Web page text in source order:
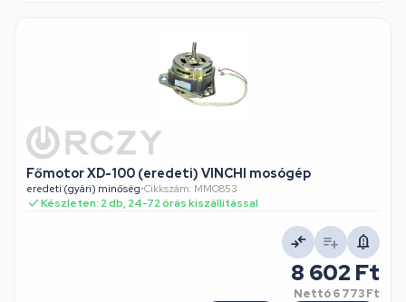
Főmotor XD-100 (eredeti) VINCHI mosógép
eredeti (gyári) minőség•Cikkszám: MMO853
Készleten: 2 db, 24-72 órás kiszállítással
8 602 Ft
Nettó6 773 Ft